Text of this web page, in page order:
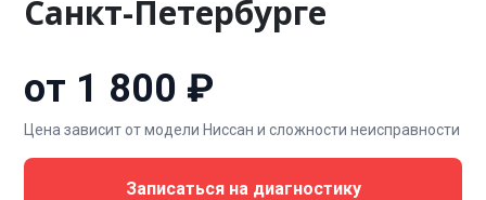
Санкт-Петербурге
от 1 800 ₽
Цена зависит от модели Ниссан и сложности неисправности
Записаться на диагностику